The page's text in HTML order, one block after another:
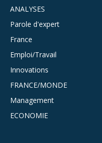
ANALYSES
Parole d'expert
France
Emploi/Travail
Innovations
FRANCE/MONDE
Management
ECONOMIE